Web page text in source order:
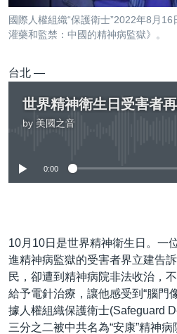
視頻
每日視頻新聞
美國專訊
視頻存檔
音頻
新聞音頻
海外港人
建國史話
國語
關注我們
其他語言網站
國際人權組織“保護衛士”2022年8月
灌藥和監禁：中國的精神病監獄》。
台北 —
by 美國之音
0:00
10月10日是世界精神衛生日。一
進精神病監獄的受害者界立建告
民，卻遭到精神病院非法收治，
給予電針治療，讓他感受到“腦門
據人權組織保護衛士(Safeguard
三分之二被中共名為“安康”精神